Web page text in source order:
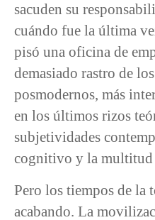
sacuden su
cuándo fue la última
pisó una oficina de
demasiado rastro de
posmodernos, más
en los últimos rizos
subjetividades
cognitivo y la multitud
Pero los tiempos de la
acabando. La